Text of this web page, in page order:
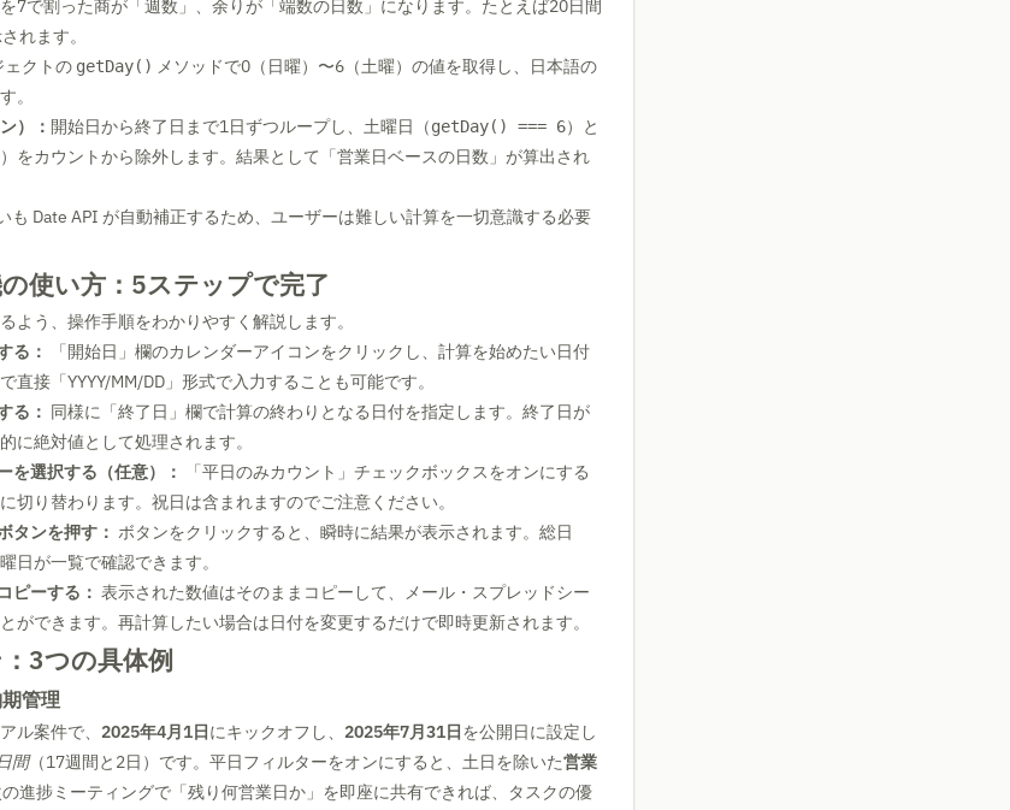
7で割った商が「週数」、余りが「端数の日数」になります。たとえば20日間
れます。
ェクトの getDay() メソッドで0（日曜）〜6（土曜）の値を取得し、日本語の
。
）： 開始日から終了日まで1日ずつループし、土曜日（getDay() === 6）と
）をカウントから除外します。結果として「営業日ベースの日数」が算出され
も Date API が自動補正するため、ユーザーは難しい計算を一切意識する必要
使い方：5ステップで完了
よう、操作手順をわかりやすく解説します。
る：
「開始日」欄のカレンダーアイコンをクリックし、計算を始めたい日付
直接「YYYY/MM/DD」形式で入力することも可能です。
る： 同様に「終了日」欄で計算の終わりとなる日付を指定します。終了日が
に絶対値として処理されます。
を選択する（任意）：
「平日のみカウント」チェックボックスをオンにする
切り替わります。祝日は含まれますのでご注意ください。
タンを押す： ボタンをクリックすると、瞬時に結果が表示されます。総日
日が一覧で確認できます。
ピーする： 表示された数値はそのままコピーして、メール・スプレッドシー
ができます。再計算したい場合は日付を変更するだけで即時更新されます。
3つの具体例
管理
ル案件で、 2025年4月1日にキックオフし、 2025年7月31日を公開日に設定し
間（17週間と2日）です。平日フィルターをオンにすると、土日を除いた営業
進捗ミーティングで「残り何営業日か」を即座に共有できれば、タスクの優